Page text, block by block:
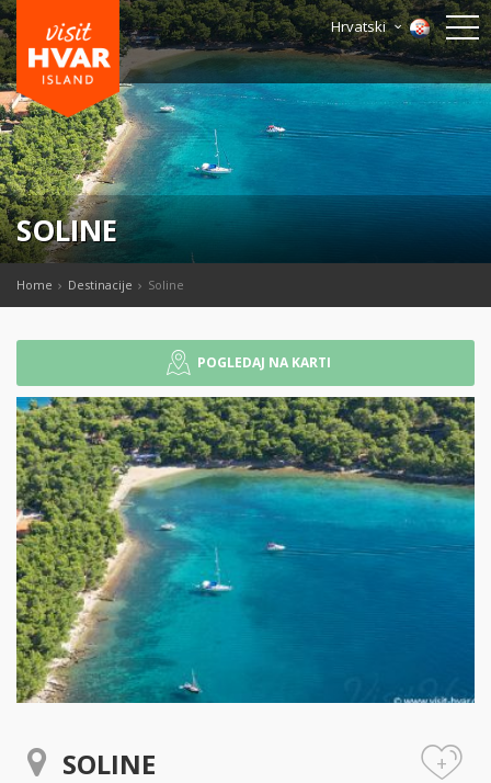
Hrvatski
SOLINE
Home Destinacije Soline
POGLEDAJ NA KARTI
SOLINE +